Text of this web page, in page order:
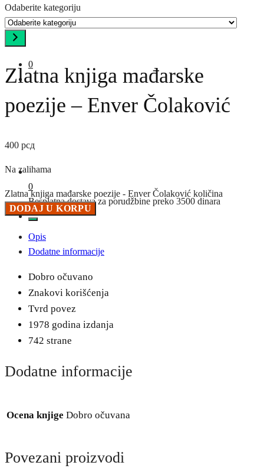
Odaberite kategoriju
0
0
Besplatna dostava za porudžbine preko 3500 dinara
Zlatna knjiga mađarske
poezije – Enver Čolaković
400 рсд
Na zalihama
Zlatna knjiga mađarske poezije - Enver Čolaković količina
DODAJ U KORPU
Opis
Dodatne informacije
Dobro očuvano
Znakovi korišćenja
Tvrd povez
1978 godina izdanja
742 strane
Dodatne informacije
Ocena knjige Dobro očuvana
Povezani proizvodi